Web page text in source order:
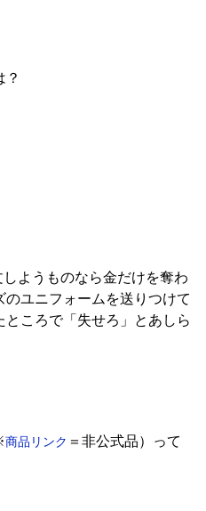
？
うものなら金だけを奪わ
ユニフォームを送りつけて
ころで「失せろ」とあしら
商品リンク ＝非公式品）って